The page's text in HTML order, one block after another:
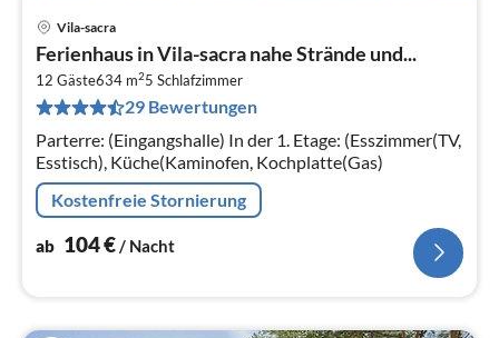
Vila-sacra
Ferienhaus in Vila-sacra nahe Strände und...
12 Gäste634 m25 Schlafzimmer
29 Bewertungen
Parterre: (Eingangshalle) In der 1. Etage: (Esszimmer(TV,
Esstisch), Küche(Kaminofen, Kochplatte(Gas)
Kostenfreie Stornierung
ab 104€/ Nacht